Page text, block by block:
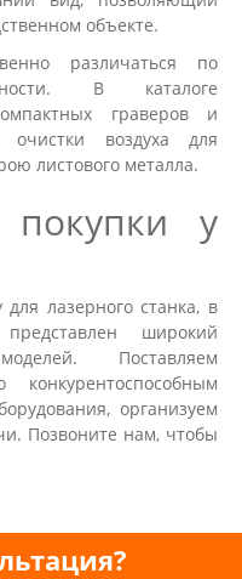
объекте.
различаться по
В каталоге
граверов и
воздуха для
листового металла.
покупки у
лазерного станка, в
широкий
Поставляем
организуем
Позвоните нам, чтобы